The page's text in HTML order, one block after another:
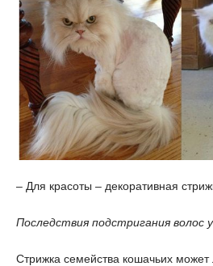
– Для красоты – декоративная
Последствия подстригания волос
Стрижка семейства кошачьих